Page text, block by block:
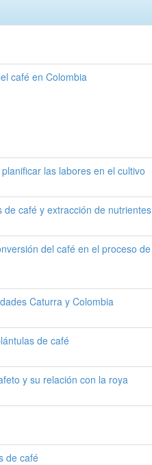
café en Colombia
las labores en el cultivo
café y extracción de nutrientes
del café en el proceso de
Caturra y Colombia
de café
y su relación con la roya
de café